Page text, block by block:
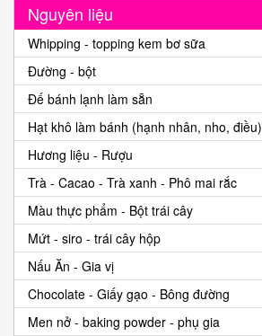
Nguyên liệu
Whipping - topping kem bơ sữa
Đường - bột
Đế bánh lạnh làm sẵn
Hạt khô làm bánh (hạnh nhân, nho, điều)
Hương liệu - Rượu
Trà - Cacao - Trà xanh - Phô mai rắc
Màu thực phẩm - Bột trái cây
Mứt - siro - trái cây hộp
Nấu Ăn - Gia vị
Chocolate - Giấy gạo - Bông đường
Men nở - baking powder - phụ gia